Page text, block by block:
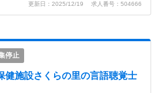
更新日：2025/12/19 求人番号：504666
停止
健施設さくらの里の言語聴覚士